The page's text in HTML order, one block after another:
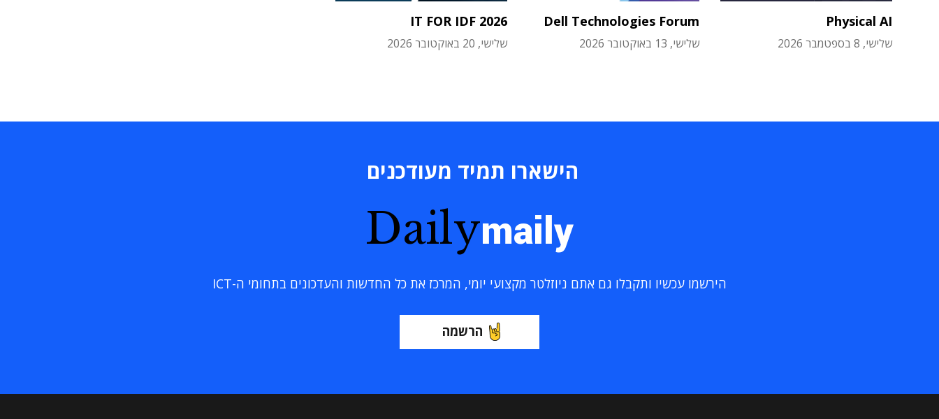
Physical AI
שלישי, 8 בספטמבר 2026
Dell Technologies Forum
שלישי, 13 באוקטובר 2026
IT FOR IDF 2026
שלישי, 20 באוקטובר 2026
הישארו תמיד מעודכנים
Dailymaily
הירשמו עכשיו ותקבלו גם אתם ניוזלטר מקצועי יומי, המרכז את כל החדשות והעדכונים בתחומי ה-ICT
הרשמה